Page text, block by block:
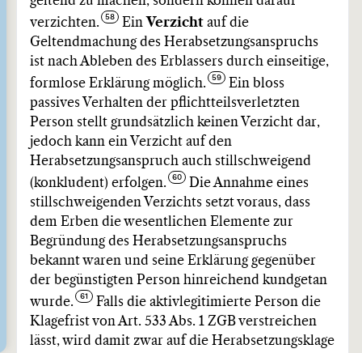
verzichten.
Ein Verzicht auf die
Geltendmachung des Herabsetzungsanspruchs
ist nach Ableben des Erblassers durch einseitige,
formlose Erklärung möglich.
Ein bloss
passives Verhalten der pflichtteilsverletzten
Person stellt grundsätzlich keinen Verzicht dar,
jedoch kann ein Verzicht auf den
Herabsetzungsanspruch auch stillschweigend
(konkludent) erfolgen.
Die Annahme eines
stillschweigenden Verzichts setzt voraus, dass
dem Erben die wesentlichen Elemente zur
Begründung des Herabsetzungsanspruchs
bekannt waren und seine Erklärung gegenüber
der begünstigten Person hinreichend kundgetan
wurde.
Falls die aktivlegitimierte Person die
Klagefrist von Art. 533 Abs. 1 ZGB verstreichen
lässt, wird damit zwar auf die Herabsetzungsklage